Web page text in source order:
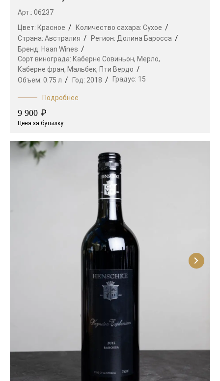
Арт.: 06237
Цвет: Красное Количество сахара: Сухое
Страна: Австралия Регион: Долина Баросса
Бренд: Haan Wines
Сорт винограда: Каберне Совиньон, Мерло,
Каберне фран, Мальбек, Пти Вердо
Объем: 0.75 л Год: 2018 Градус: 15
Подробнее
9 900 ₽
Цена за бутылку